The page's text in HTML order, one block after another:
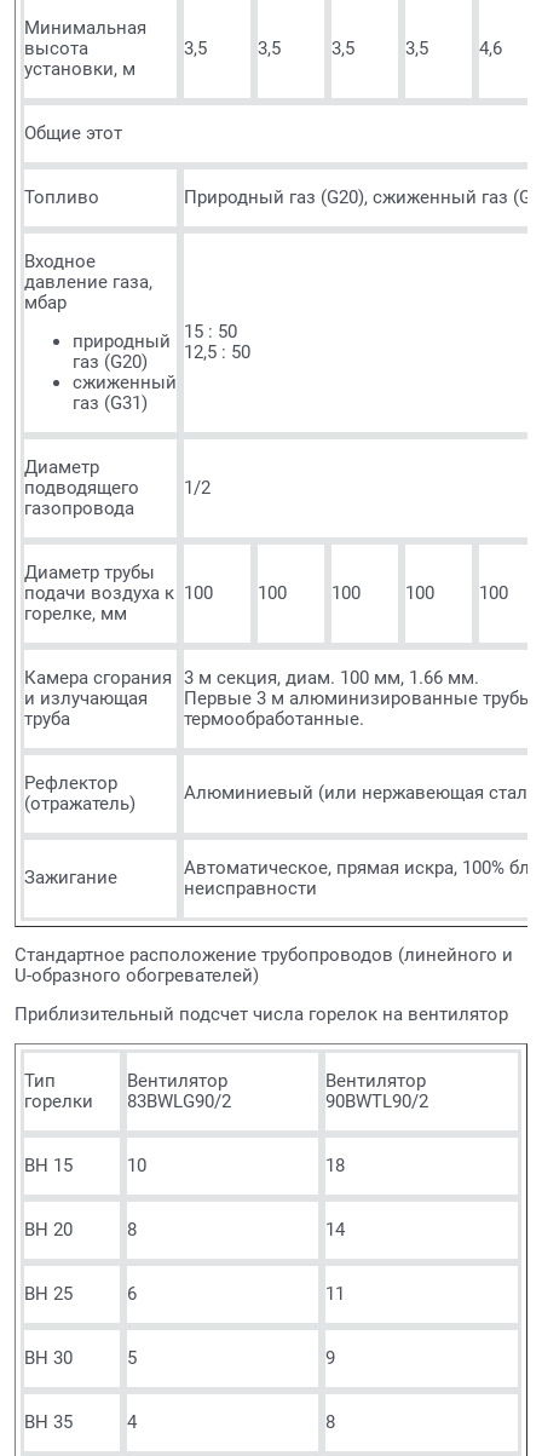
Минимальная
высота
установки, м
3,5 3,5 3,5 3,5 4,6
Общие этот
Топливо Природный газ (G20), сжиженный газ
Входное
давление газа,
мбар
природный
газ (G20)
сжиженный
газ (G31)
15 : 50
12,5 : 50
Диаметр
подводящего
газопровода
1/2
Диаметр трубы
подачи воздуха к
горелке, мм
100 100 100 100 100
Камера сгорания
и излучающая
труба
3 м секция, диам. 100 мм, 1.66 мм.
Первые 3 м алюминизированные трубы,
термообработанные.
Рефлектор
(отражатель)
Алюминиевый (или нержавеющая сталь)
Зажигание
Автоматическое, прямая искра, 100%
неисправности
Стандартное расположение трубопроводов (линейного и
U-образного обогревателей)
Приблизительный подсчет числа горелок на вентилятор
Тип
горелки
Вентилятор
83BWLG90/2
Вентилятор
90BWTL90/2
BH 15 10 18
BH 20 8 14
BH 25 6 11
BH 30 5 9
BH 35 4 8